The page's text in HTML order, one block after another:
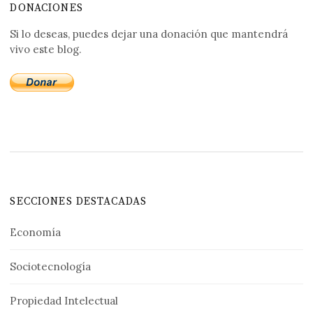
DONACIONES
Si lo deseas, puedes dejar una donación que mantendrá
vivo este blog.
SECCIONES DESTACADAS
Economía
Sociotecnología
Propiedad Intelectual